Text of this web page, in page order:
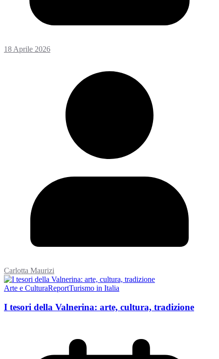
18 Aprile 2026
Carlotta Maurizi
Arte e CulturaReportTurismo in Italia
I tesori della Valnerina: arte, cultura, tradizione